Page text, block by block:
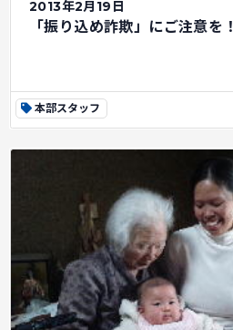
2013年2月19日
「振り込め詐欺」にご注意を！
本部スタッフ